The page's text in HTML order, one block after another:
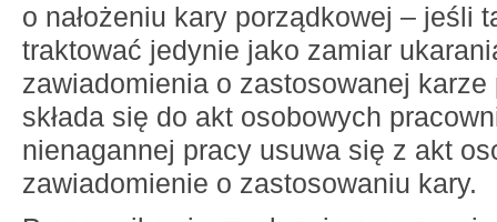
o nałożeniu kary porządkowej – jeśli
traktować jedynie jako zamiar
zawiadomienia o zastosowanej karze
składa się do akt osobowych
nienagannej pracy usuwa się z akt
zawiadomienie o zastosowaniu kary.